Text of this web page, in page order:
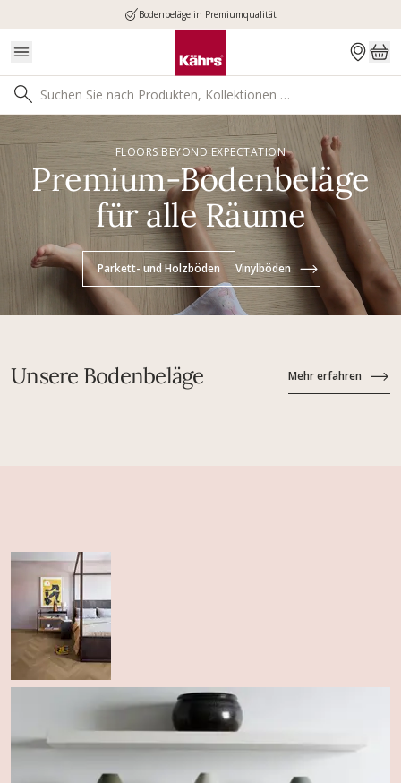
Bodenbeläge in Premiumqualität
FLOORS BEYOND EXPECTATION
Premium-Bodenbeläge
für alle Räume
Parkett- und Holzböden Vinylböden
Unsere Bodenbeläge Mehr erfahren